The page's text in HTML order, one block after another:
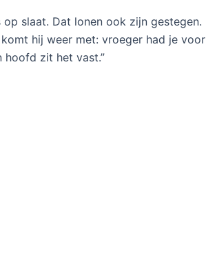
slaat. Dat lonen ook zijn gestegen.
hij weer met: vroeger had je voor
hoofd zit het vast.”